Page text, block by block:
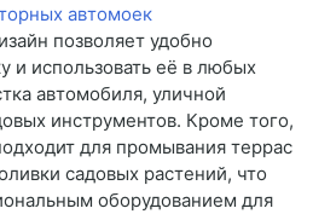
позволяет удобно
и использовать её в любых
автомобиля, уличной
инструментов. Кроме того,
для промывания террас
садовых растений, что
оборудованием для